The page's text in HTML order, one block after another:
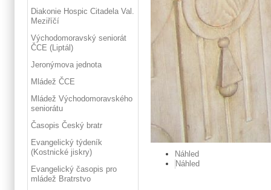
Náhled
Náhled
Diakonie Hospic Citadela Val.
Meziříčí
Východomoravský seniorát
ČCE (Liptál)
Jeronýmova jednota
Mládež ČCE
Mládež Východomoravského
seniorátu
Časopis Český bratr
Evangelický týdeník
(Kostnické jiskry)
Evangelický časopis pro
mládež Bratrstvo